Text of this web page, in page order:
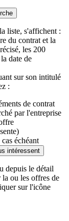
liste, s'affichent :
du contrat et la
les 200
date de
sur son intitulé
:
de contrat
par l'entreprise
échéant
intéressent
depuis le détail
ou les offres de
sur l'icône